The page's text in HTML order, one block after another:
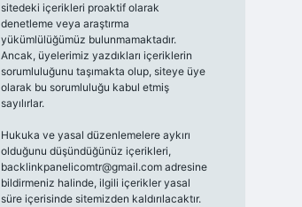
sitedeki içerikleri proaktif olarak
denetleme veya araştırma
yükümlülüğümüz bulunmamaktadır.
Ancak, üyelerimiz yazdıkları içeriklerin
sorumluluğunu taşımakta olup, siteye üye
olarak bu sorumluluğu kabul etmiş
sayılırlar.
Hukuka ve yasal düzenlemelere aykırı
olduğunu düşündüğünüz içerikleri,
backlinkpanelicomtr@gmail.comadresine
bildirmeniz halinde, ilgili içerikler yasal
süre içerisinde sitemizden kaldırılacaktır.